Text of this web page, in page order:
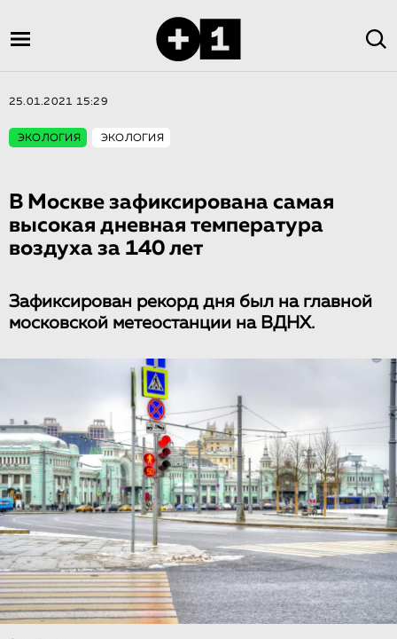
25.01.2021 15:29
ЭКОЛОГИЯ ЭКОЛОГИЯ
В Москве зафиксирована самая
высокая дневная температура
воздуха за 140 лет
Зафиксирован рекорд дня был на главной
московской метеостанции на ВДНХ.